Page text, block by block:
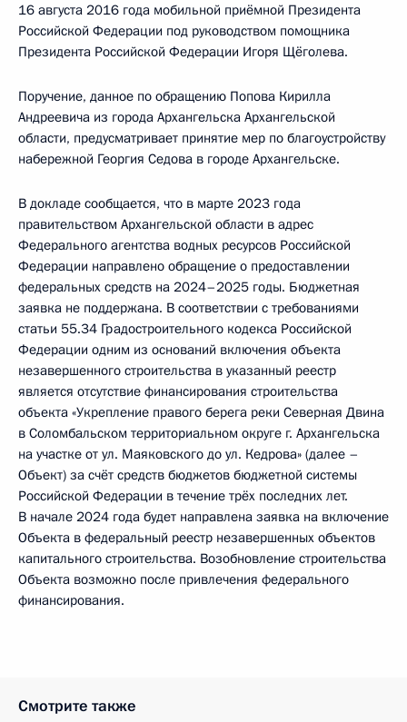
16 августа 2016 года мобильной приёмной Президента
Российской Федерации под руководством помощника
Президента Российской Федерации Игоря Щёголева.
Поручение, данное по обращению Попова Кирилла
Андреевича из города Архангельска Архангельской
области, предусматривает принятие мер по благоустройству
набережной Георгия Седова в городе Архангельске.
В докладе сообщается, что в марте 2023 года
правительством Архангельской области в адрес
Федерального агентства водных ресурсов Российской
Федерации направлено обращение о предоставлении
федеральных средств на 2024–2025 годы. Бюджетная
заявка не поддержана. В соответствии с требованиями
статьи 55.34 Градостроительного кодекса Российской
Федерации одним из оснований включения объекта
незавершенного строительства в указанный реестр
является отсутствие финансирования строительства
объекта «Укрепление правого берега реки Северная Двина
в Соломбальском территориальном округе г. Архангельска
на участке от ул. Маяковского до ул. Кедрова» (далее –
Объект) за счёт средств бюджетов бюджетной системы
Российской Федерации в течение трёх последних лет.
В начале 2024 года будет направлена заявка на включение
Объекта в федеральный реестр незавершенных объектов
капитального строительства. Возобновление строительства
Объекта возможно после привлечения федерального
финансирования.
Смотрите также